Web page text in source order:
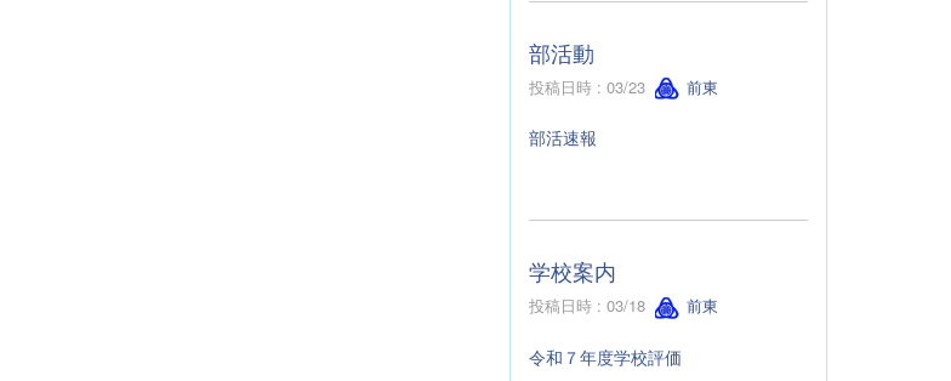
部活動
投稿日時 : 03/23 前東
部活速報
学校案内
投稿日時 : 03/18 前東
令和７年度学校評価